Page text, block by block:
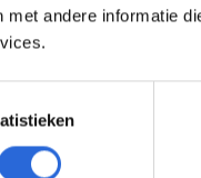
andere informatie